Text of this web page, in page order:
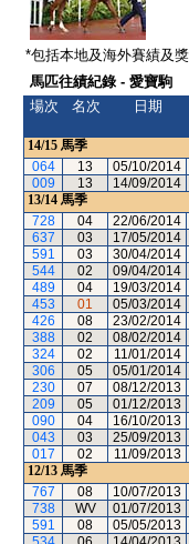
*包括本地及海外賽績及
馬匹往績紀錄 - 愛寶駒
場次
名次 日期
14/15 馬季
064
13 05/10/2014
009
13 14/09/2014
13/14 馬季
728
04 22/06/2014
637
03 17/05/2014
591
03 30/04/2014
544
02 09/04/2014
489
04 19/03/2014
453
01 05/03/2014
426
08 23/02/2014
388
02 08/02/2014
324
02 11/01/2014
306
05 05/01/2014
230
07 08/12/2013
209
05 01/12/2013
090
04 16/10/2013
043
03 25/09/2013
017
02 11/09/2013
12/13 馬季
767
08 10/07/2013
738
WV 01/07/2013
591
08 05/05/2013